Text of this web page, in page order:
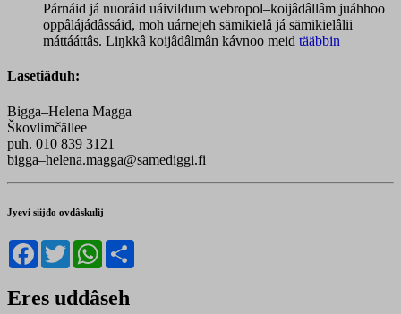
Párnáid já nuoráid uáivildum webropol–koijâdâllâm juáhhoo
oppâlájádâssáid, moh uárnejeh sämikielâ já sämikielâlii
máttááttâs. Liŋkkâ koijâdâlmân kávnoo meid tääbbin
Lasetiäđuh:
Bigga–Helena Magga
Škovlimčällee
puh. 010 839 3121
bigga–helena.magga@samediggi.fi
Jyevi siijđo ovdâskulij
Facebook
TwitterWhatsApp
Eres uđđâseh